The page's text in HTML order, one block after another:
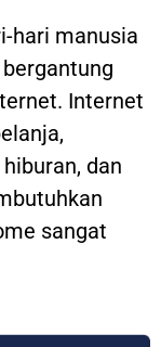
hari manusia
Internet
dan
sangat